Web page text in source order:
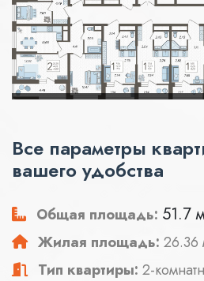
Все параметры
вашего удобства
Общая площадь: 51.7
Жилая площадь: 26.36
Тип квартиры: 2-